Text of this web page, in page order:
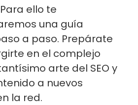
ello te
una guía
a paso. Prepárate
en el complejo
arte del SEO y
a nuevos
la red.